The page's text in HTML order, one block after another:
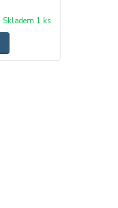
Skladem 1 ks